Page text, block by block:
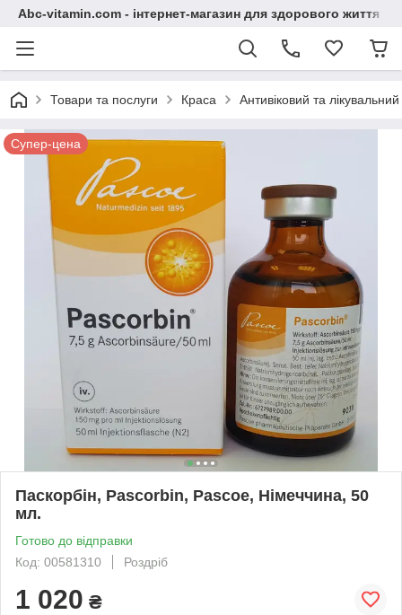
Abc-vitamin.com - інтернет-магазин для здорового життя
Товари та послуги Краса Антивіковий та
Супер-цена
Паскорбін, Pascorbin, Pascoe, Німеччина, 50
мл.
Готово до відправки
Код: 00581310
Роздріб
1 020 ₴